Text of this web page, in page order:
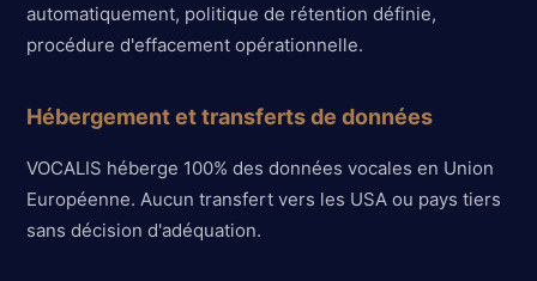
automatiquement, politique de rétention définie,
procédure d'effacement opérationnelle.
Hébergement et transferts de données
VOCALIS héberge 100% des données vocales en Union
Européenne. Aucun transfert vers les USA ou pays tiers
sans décision d'adéquation.